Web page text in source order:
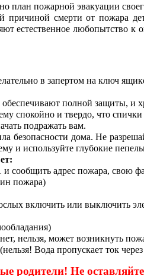
план пожарной эвакуации
смерти от пожара
естественное любопытство
в запертом на ключ
полной защиты, и
спокойно и твердо, что
подражать вам.
безопасности дома. Не
и используйте глубокие
сообщить адрес пожара, свою
пожара)
включить или выключить
нельзя, может возникнуть
Вода пропускает ток
родители! Не